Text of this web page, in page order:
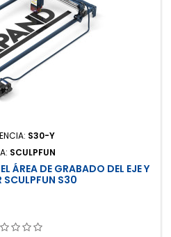
S30-Y
SCULPFUN
ÁREA DE GRABADO DEL EJE Y
SCULPFUN S30